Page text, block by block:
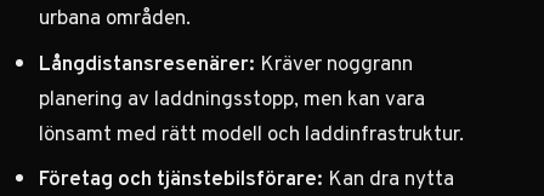
urbana områden.
Långdistansresenärer: Kräver noggrann
planering av laddningsstopp, men kan vara
lönsamt med rätt modell och laddinfrastruktur.
Företag och tjänstebilsförare: Kan dra nytta